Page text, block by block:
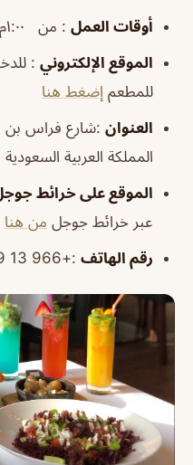
أوقات العمل : من ١:٠٠م–١٢:٠٠ص
الموقع الإلكتروني :
للمطعم إضغط هنا
العنوان
المملكة العربية السعودية
الموقع على خرائط
عبر خرائط جوجل من هنا
رقم الهاتف :+966 13 889 7908